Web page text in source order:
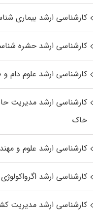
کارشناسی ارشد بیماری‌
کارشناسی ارشد حشره‌
کارشناسی ارشد علوم دام و
کارشناسی ارشد مدیریت
خاک
کارشناسی ارشد علوم و
کارشناسی ارشد
کارشناسی ارشد مدیریت